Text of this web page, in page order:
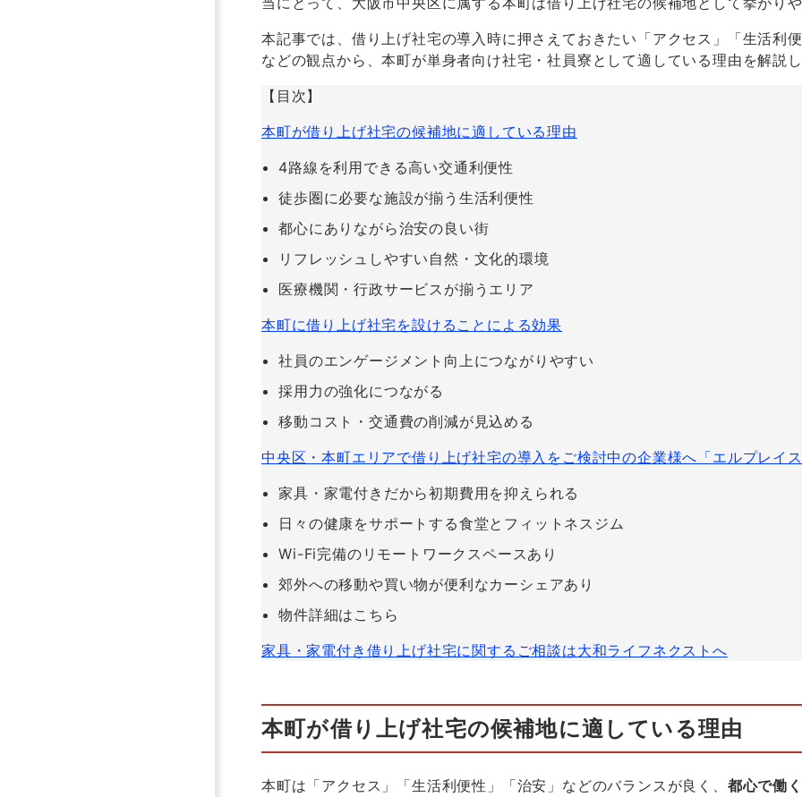
本記事では、借り上げ社宅の導入時に押さえておきたい「アクセス」「生活利
などの観点から、本町が単身者向け社宅・社員寮として適している理由を解説し
【目次】
本町が借り上げ社宅の候補地に適している理由
4路線を利用できる高い交通利便性
徒歩圏に必要な施設が揃う生活利便性
都心にありながら治安の良い街
リフレッシュしやすい自然・文化的環境
医療機関・行政サービスが揃うエリア
本町に借り上げ社宅を設けることによる効果
社員のエンゲージメント向上につながりやすい
採用力の強化につながる
移動コスト・交通費の削減が見込める
中央区・本町エリアで借り上げ社宅の導入をご検討中の企業様へ「エルプレイ
家具・家電付きだから初期費用を抑えられる
日々の健康をサポートする食堂とフィットネスジム
Wi-Fi完備のリモートワークスペースあり
郊外への移動や買い物が便利なカーシェアあり
物件詳細はこちら
家具・家電付き借り上げ社宅に関するご相談は大和ライフネクストへ
本町が借り上げ社宅の候補地に適している理由
本町は「アクセス」「生活利便性」「治安」などのバランスが良く、 都心で働